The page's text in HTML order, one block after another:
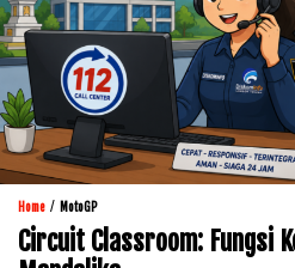
Home / MotoGP
Circuit Classroom: Fungsi